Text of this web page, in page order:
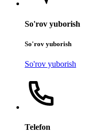
So'rov yuborish
So'rov yuborish
So'rov yuborish
Telefon